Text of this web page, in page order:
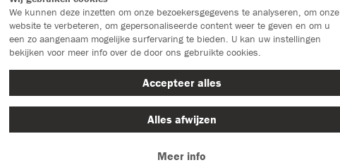
We kunnen deze inzetten om onze bezoekersgegevens te analyseren, om onze
website te verbeteren, om gepersonaliseerde content weer te geven en om u
een zo aangenaam mogelijke surfervaring te bieden. U kan uw instellingen
bekijken voor meer info over de door ons gebruikte cookies.
Accepteer alles
Alles afwijzen
Meer info